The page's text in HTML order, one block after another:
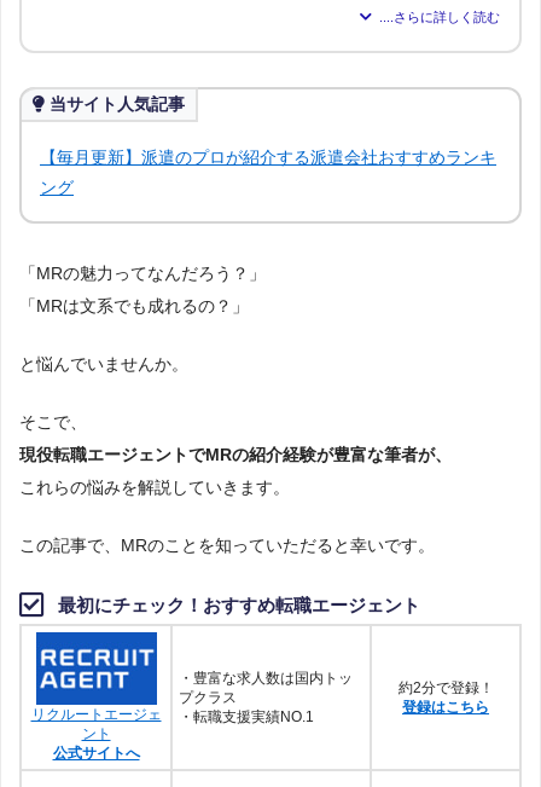
よう尽力。人材業界16年の経験から「転職はしっかりとした情報が得
当サイト人気記事
【毎月更新】派遣のプロが紹介する派遣会社おすすめランキ
ング
「MRの魅力ってなんだろう？」
「MRは文系でも成れるの？」
と悩んでいませんか。
そこで、
現役転職エージェントでMRの紹介経験が豊富な筆者が、
これらの悩みを解説していきます。
この記事で、MRのことを知っていただると幸いです。
最初にチェック！おすすめ転職エージェント
リクルートエージェ
ント
公式サイトへ
・豊富な求人数は国内トッ
プクラス
・転職支援実績NO.1
約2分で登録！
登録はこちら